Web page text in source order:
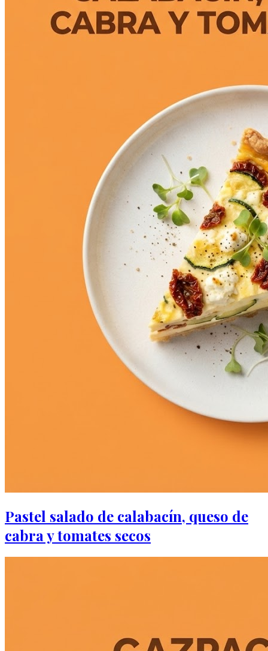
Pastel salado de calabacín, queso de
cabra y tomates secos